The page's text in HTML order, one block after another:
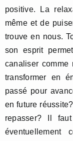
positive. La
même et de
trouve en nous.
son esprit
canaliser comme
transformer en
passé pour
en future
repasser? Il
éventuellement